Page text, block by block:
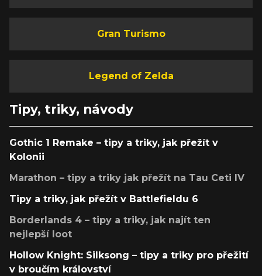
Gran Turismo
Legend of Zelda
Tipy, triky, návody
Gothic 1 Remake – tipy a triky, jak přežít v
Kolonii
Marathon – tipy a triky jak přežít na Tau Ceti IV
Tipy a triky, jak přežít v Battlefieldu 6
Borderlands 4 – tipy a triky, jak najít ten
nejlepší loot
Hollow Knight: Silksong – tipy a triky pro přežití
v broučím království